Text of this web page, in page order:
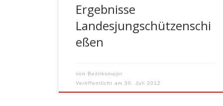
Ergebnisse
Landesjungschützenschi
eßen
von Bezirksmajor
Veröffentlicht am 30. Juli 2012